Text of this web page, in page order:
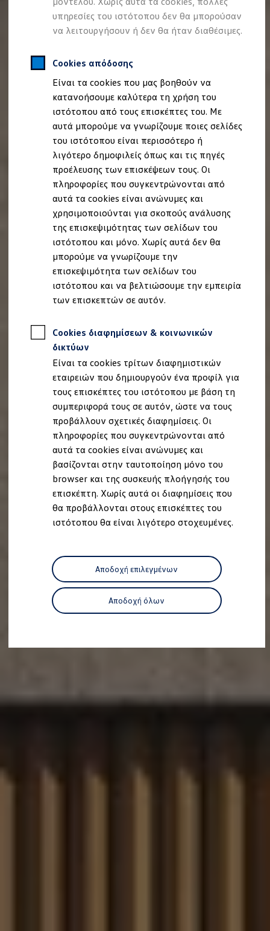
υπηρεσίες του ιστότοπου δεν θα μπορούσαν
να λειτουργήσουν ή δεν θα ήταν διαθέσιμες.
Cookies απόδοσης
Είναι τα cookies που μας βοηθούν να
κατανοήσουμε καλύτερα τη χρήση του
ιστότοπου από τους επισκέπτες του. Με
αυτά μπορούμε να γνωρίζουμε ποιες σελίδες
του ιστότοπου είναι περισσότερο ή
λιγότερο δημοφιλείς όπως και τις πηγές
προέλευσης των επισκέψεων τους. Οι
πληροφορίες που συγκεντρώνονται από
αυτά τα cookies είναι ανώνυμες και
χρησιμοποιούνται για σκοπούς ανάλυσης
της επισκεψιμότητας των σελίδων του
ιστότοπου και μόνο. Χωρίς αυτά δεν θα
μπορούμε να γνωρίζουμε την
επισκεψιμότητα των σελίδων του
ιστότοπου και να βελτιώσουμε την εμπειρία
των επισκεπτών σε αυτόν.
Cookies διαφημίσεων & κοινωνικών
δικτύων
Είναι τα cookies τρίτων διαφημιστικών
εταιρειών που δημιουργούν ένα προφίλ για
τους επισκέπτες του ιστότοπου με βάση τη
συμπεριφορά τους σε αυτόν, ώστε να τους
προβάλλουν σχετικές διαφημίσεις. Οι
πληροφορίες που συγκεντρώνονται από
αυτά τα cookies είναι ανώνυμες και
βασίζονται στην ταυτοποίηση μόνο του
browser και της συσκευής πλοήγησής του
επισκέπτη. Χωρίς αυτά οι διαφημίσεις που
θα προβάλλονται στους επισκέπτες του
ιστότοπου θα είναι λιγότερο στοχευμένες.
Αποδοχή επιλεγμένων
Αποδοχή όλων
Η λειτουργία ανάκτησης ενέργειας κατά την
Το σύστημα πέδησης στα ID.
Διαθέσιμα νέα και μεταχειρισμένα αυτοκίνητα
Διαθέσιμα νέα αυτοκίνητα
Χρηματοδότηση και Leasing
Volkswagen Easy Living
Χρηματοδότηση Auto Credit
Χρηματοδότηση Classic Credit
Καινοτόμες Τεχνολογίες
Ιδιοκτήτες και υπηρεσίες After Sales
myVolkswagen
Service και γνήσια ανταλλακτικά
Επιθεώρηση & ΚΤΕΟ
Επισκευές & έλεγχοι
Λιπαντικά κινητήρα και υγρά
Τροχοί και ελαστικά
Οδική Βοήθεια
Volkswagen Service
Ανταλλακτικά Volkswagen
Γνήσια αξεσουάρ Volkswagen
Γνήσια αξεσουάρ Volkswagen ειδικά για κάθε
Εσωτερική και εξωτερική προστασία
Λύσεις μεταφοράς και αποσκευών
Ψυχαγωγία και ηλεκτρονικές συσκευές
Εξατομίκευση
Επιτοίχιος σταθμός φόρτισης και καλώδια
Συλλογές Lifestyle
Εφαρμογές Volkswagen, σύνδεση και
Σύνδεση κινητού τηλεφώνου και οχήματος
We Charge - Υπηρεσία Φόρτισης
Πληροφορίες Πελάτη
Ανακύκλωση & Επιστροφή
Ανακλήσεις ασφαλείας και Τεχνικά μέτρα
Προειδοποιητικές και ενδεικτικές λυχνίες
Eνημερώσεις λογισμικού
Digital Manual - Ψηφιακό εγχειρίδιο
XTL diesel fuel
Υπηρεσίες Volkswagen
Υπηρεσίες Volkswagen Click@Service
Pick Up & Delivery
Φροντίδα Clean Plus
Επαγγελματικά Οχήματα Volkswagen
Συντήρηση & Επισκευή Επαγγελματικών
Σημαντικές πληροφορίες
Εγγύηση Επαγγελματικών Volkswagen
Εξουσιοδοτημένο Δίκτυο Volkswagen
Αστυπάλαια: Κίνητρα Επιδότησης
Volkswagen Bulli - 75 Χρόνια Κληρονομιάς
Bulli magazine
VW Bus History